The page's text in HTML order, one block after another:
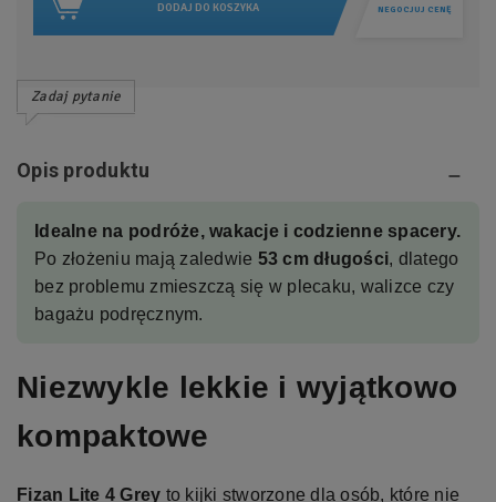
DODAJ DO KOSZYKA NEGOCJUJ CENĘ
Zadaj pytanie
Opis produktu
Idealne na podróże, wakacje i codzienne spacery.
Po złożeniu mają zaledwie 53 cm długości, dlatego
bez problemu zmieszczą się w plecaku, walizce czy
bagażu podręcznym.
Niezwykle lekkie i wyjątkowo
kompaktowe
Fizan Lite 4 Grey to kijki stworzone dla osób, które nie